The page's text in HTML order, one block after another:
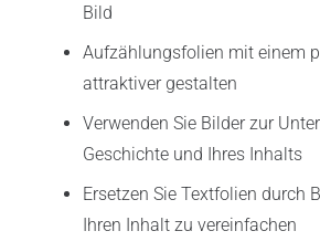
Bild
Aufzählungsfolien mit einem
attraktiver gestalten
Verwenden Sie Bilder zur
Geschichte und Ihres Inhalts
Ersetzen Sie Textfolien durch
Ihren Inhalt zu vereinfachen